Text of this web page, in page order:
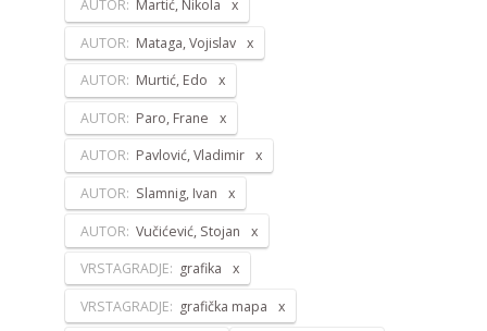
AUTOR: Martić, Nikola
AUTOR: Mataga, Vojislav
AUTOR: Murtić, Edo
AUTOR: Paro, Frane
AUTOR: Pavlović, Vladimir
AUTOR: Slamnig, Ivan
AUTOR: Vučićević, Stojan
VRSTAGRADJE: grafika
VRSTAGRADJE: grafička mapa